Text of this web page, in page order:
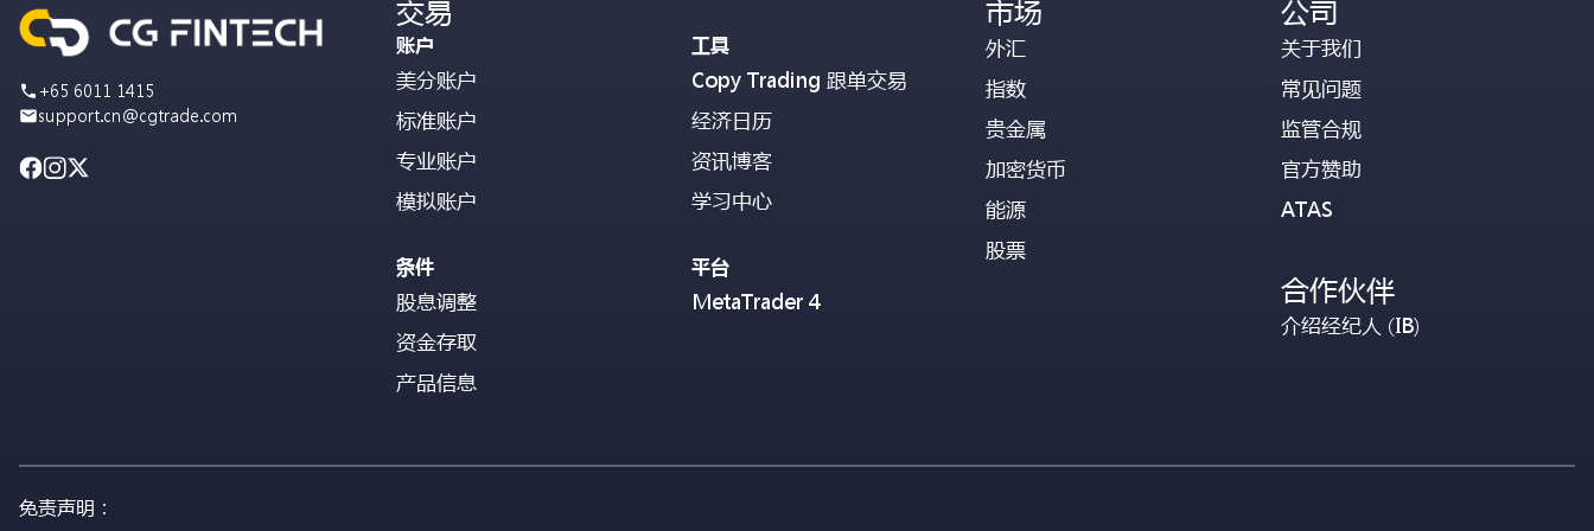
+65 6011 1415
support.cn@cgtrade.com
交易
账户
美分账户
标准账户
专业账户
模拟账户
条件
股息调整
资金存取
产品信息
工具
Copy Trading 跟单交易
经济日历
资讯博客
学习中心
平台
MetaTrader 4
市场
外汇
指数
贵金属
加密货币
能源
股票
公司
关于我们
常见问题
监管合规
官方赞助
ATAS
合作伙伴
介绍经纪人 (IB)
免责声明：